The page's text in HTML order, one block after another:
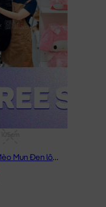
Gấu Bông Mèo Mun Đen lông mịn